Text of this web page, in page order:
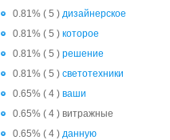
0.81% ( 5 ) дизайнерское
0.81% ( 5 ) которое
0.81% ( 5 ) решение
0.81% ( 5 ) светотехники
0.65% ( 4 ) ваши
0.65% ( 4 ) витражные
0.65% ( 4 ) данную